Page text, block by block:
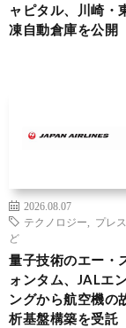
ャピタル、川崎・
凍自動倉庫を公開
2026.08.07
テクノロジー
プレ
ど
量子技術のエー・
ォンタム、JALエ
ングから航空機の
析基盤構築を受託